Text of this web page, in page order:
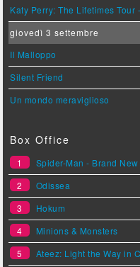
Katy Perry: The Lifetimes Tour
giovedì 3 settembre
Il Malloppo
Silent Friend
Un mondo meraviglioso
Box Office
1
Spider-Man - Brand
2
Odissea
3
Hokum
4
Minions & Monsters
5
Ateez: Light the Way in